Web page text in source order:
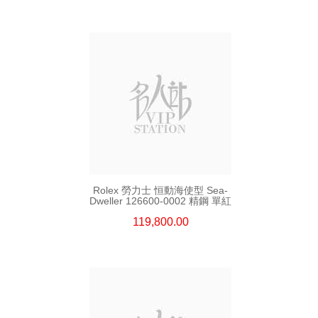
Rolex 勞力士 恒動海使型 Sea-
Dweller 126600-0002 精鋼 單紅
119,800.00